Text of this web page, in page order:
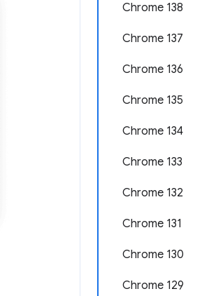
Chrome 138
Chrome 137
Chrome 136
Chrome 135
Chrome 134
Chrome 133
Chrome 132
Chrome 131
Chrome 130
Chrome 129